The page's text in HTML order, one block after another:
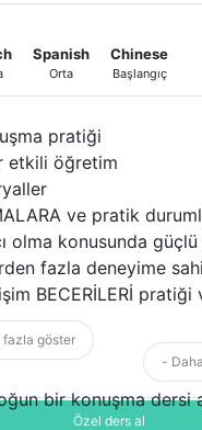
Spanish
Orta
Chinese
Başlangıç
pratiği
etkili öğretim
ve pratik
olma konusunda güçlü
fazla deneyime
BECERİLERİ pratiği
bir konuşma dersi
fazla göster
-
Özel ders al